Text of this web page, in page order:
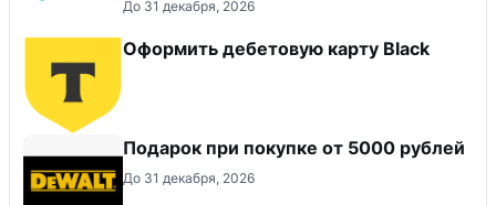
До 31 декабря, 2026
Оформить дебетовую карту Black
Подарок при покупке от 5000 рублей
До 31 декабря, 2026